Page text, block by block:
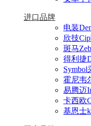
进口品牌
电装
欣技
斑马
得利捷
Symbol
霍尼韦
易腾迈
卡西欧
基恩士